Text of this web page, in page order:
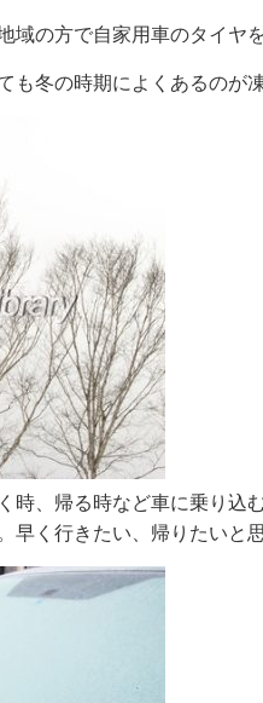
域の方で自家用車のタイヤ
も冬の時期によくあるのが凍
時、帰る時など車に乗り込
早く行きたい、帰りたいと